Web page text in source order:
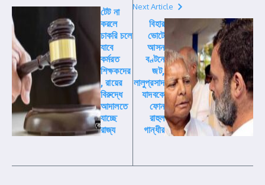
টেট না
করলে
চাকরি চলে
যাবে
কর্মরত
শিক্ষকদের
, রায়ের
বিরুদ্ধে
আদালতে
যাচ্ছে
রাজ্য
Next Article
বিহার
ভোটে
আসন
বণ্টনে
জট,
লালুপ্রসাদ
যাদবকে
ফোন
রাহুল
গান্ধীর